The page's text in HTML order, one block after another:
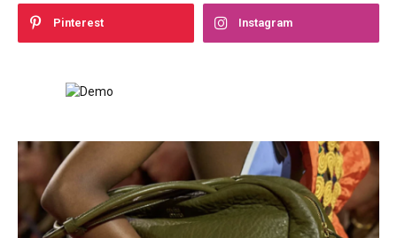
Pinterest Instagram